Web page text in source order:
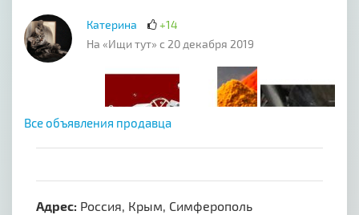
Катерина
+14
На «Ищи тут» с 20 декабря 2019
Все объявления продавца
Адрес: Россия, Крым, Симферополь